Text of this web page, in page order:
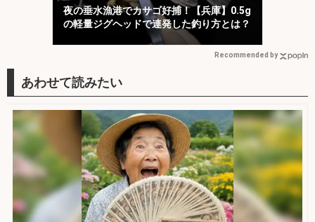
夜の垂水漁港でカサゴ好捕！【兵庫】0.5g
の軽量ジグヘッドで連発した釣り方とは？
Recommended by